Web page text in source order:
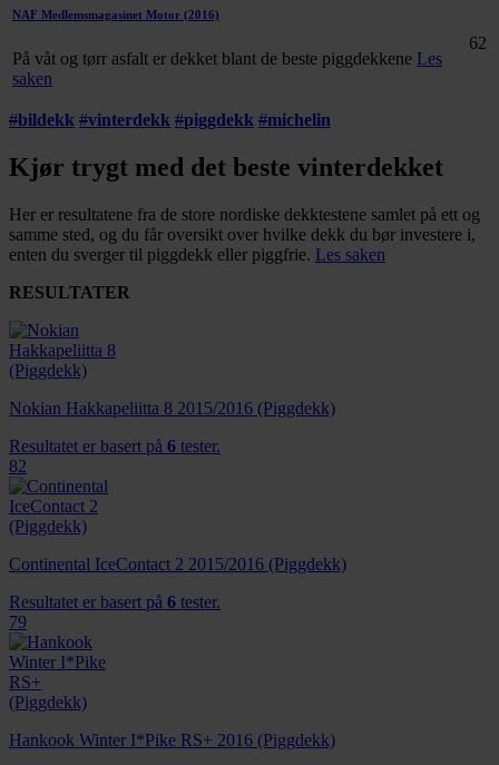
NAF Medlemsmagasinet Motor (2016)
På våt og tørr asfalt er dekket blant de beste piggdekkene Les
saken
62
#bildekk #vinterdekk #piggdekk #michelin
Kjør trygt med det beste vinterdekket
Her er resultatene fra de store nordiske dekktestene samlet på ett og
samme sted, og du får oversikt over hvilke dekk du bør investere i,
enten du sverger til piggdekk eller piggfrie. Les saken
RESULTATER
Nokian Hakkapeliitta 8 2015/2016 (Piggdekk)
Resultatet er basert på 6 tester.
82
Continental IceContact 2 2015/2016 (Piggdekk)
Resultatet er basert på 6 tester.
79
Hankook Winter I*Pike RS+ 2016 (Piggdekk)